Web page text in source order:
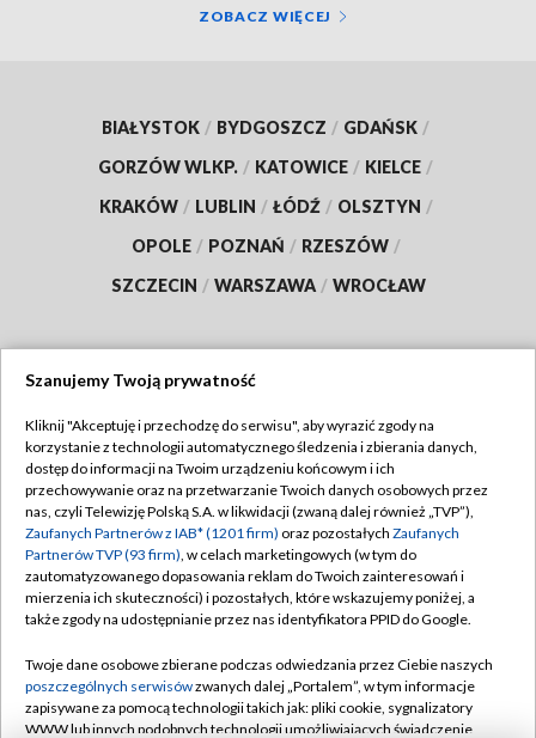
ZOBACZ WIĘCEJ
BIAŁYSTOK / BYDGOSZCZ / GDAŃSK /
GORZÓW WLKP. / KATOWICE / KIELCE /
KRAKÓW / LUBLIN / ŁÓDŹ / OLSZTYN /
OPOLE / POZNAŃ / RZESZÓW /
SZCZECIN / WARSZAWA / WROCŁAW
TVP
Abonament TVP
Emisja w TVP
Centrum informacji TVP
Naziemna Telewizja Cyfrowa
Rada Programowa
System NOS
Regulamin TVP
Polityka prywatności
Moje zgody
Pomoc
Kontakt
Szanujemy Twoją prywatność
Kliknij "Akceptuję i przechodzę do serwisu", aby wyrazić zgody na
korzystanie z technologii automatycznego śledzenia i zbierania danych,
dostęp do informacji na Twoim urządzeniu końcowym i ich
przechowywanie oraz na przetwarzanie Twoich danych osobowych przez
nas, czyli Telewizję Polską S.A. w likwidacji (zwaną dalej również „TVP”),
Zaufanych Partnerów z IAB* (1201 firm) oraz pozostałych Zaufanych
Partnerów TVP (93 firm), w celach marketingowych (w tym do
zautomatyzowanego dopasowania reklam do Twoich zainteresowań i
mierzenia ich skuteczności) i pozostałych, które wskazujemy poniżej, a
także zgody na udostępnianie przez nas identyfikatora PPID do Google.
Twoje dane osobowe zbierane podczas odwiedzania przez Ciebie naszych
poszczególnych serwisówzwanych dalej „Portalem”, w tym informacje
zapisywane za pomocą technologii takich jak: pliki cookie, sygnalizatory
WWW lub innych podobnych technologii umożliwiających świadczenie